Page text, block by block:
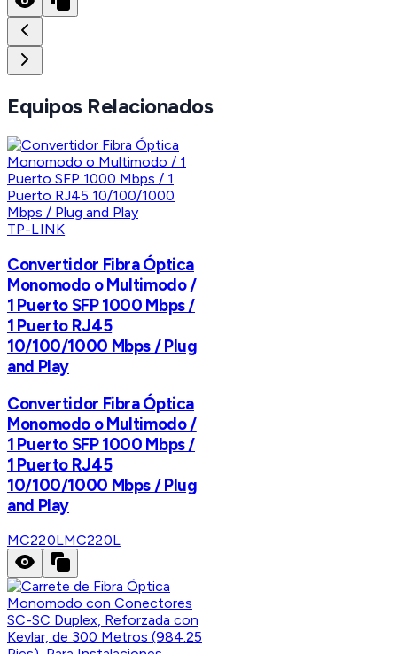
Equipos Relacionados
TP-LINK
Convertidor Fibra Óptica
Monomodo o Multimodo /
1 Puerto SFP 1000 Mbps /
1 Puerto RJ45
10/100/1000 Mbps / Plug
and Play
Convertidor Fibra Óptica
Monomodo o Multimodo /
1 Puerto SFP 1000 Mbps /
1 Puerto RJ45
10/100/1000 Mbps / Plug
and Play
MC220LMC220L